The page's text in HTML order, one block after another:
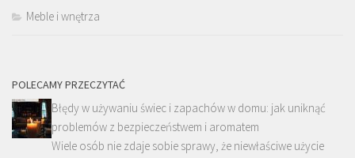
Meble i wnętrza
POLECAMY PRZECZYTAĆ
Błędy w używaniu świec i zapachów w domu: jak uniknąć
problemów z bezpieczeństwem i aromatem
Wiele osób nie zdaje sobie sprawy, że niewłaściwe użycie